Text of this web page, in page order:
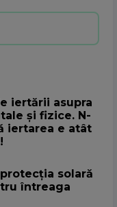
iertării asupra
și fizice. N-
iertarea e atât
solară
întreaga